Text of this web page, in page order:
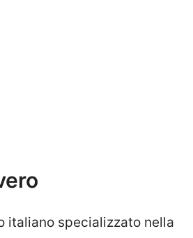
italiano specializzato nella